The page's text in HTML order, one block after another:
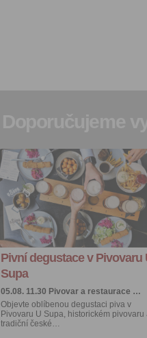
Pivní degustace v Pivovaru
Supa
05.08. 11.30 Pivovar a restaurace …
Objevte oblíbenou degustaci piva v
Pivovaru U Supa, historickém pivovaru
tradiční české…
Přidat do
oblíbených
Sdílet:
Facebook
export do
kalendáře
Více výhod pro